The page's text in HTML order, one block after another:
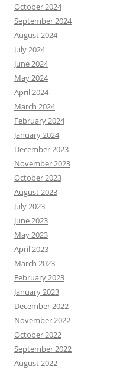
October 2024
September 2024
August 2024
July 2024
June 2024
May 2024
April 2024
March 2024
February 2024
January 2024
December 2023
November 2023
October 2023
August 2023
July 2023
June 2023
May 2023
April 2023
March 2023
February 2023
January 2023
December 2022
November 2022
October 2022
September 2022
August 2022